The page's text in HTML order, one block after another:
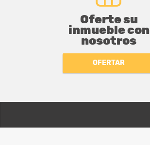
Oferte su
inmueble con
nosotros
OFERTAR